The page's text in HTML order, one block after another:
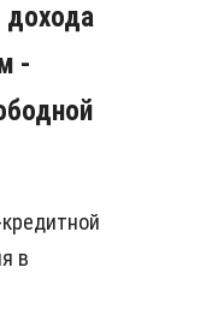
дохода
-
в